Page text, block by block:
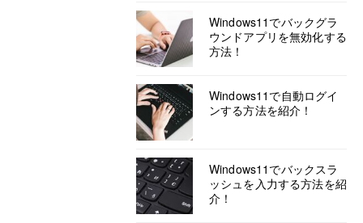
Windows11でバックグラ
ウンドアプリを無効化する
方法！
Windows11で自動ログイ
ンする方法を紹介！
Windows11でバックスラ
ッシュを入力する方法を紹
介！